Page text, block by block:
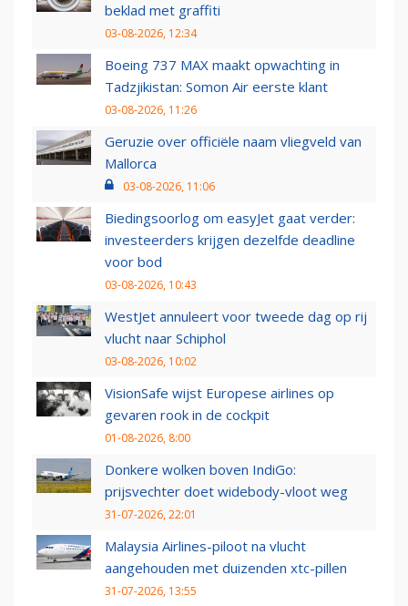
beklad met graffiti
03-08-2026, 12:34
Boeing 737 MAX maakt opwachting in
Tadzjikistan: Somon Air eerste klant
03-08-2026, 11:26
Geruzie over officiële naam vliegveld van
Mallorca
03-08-2026, 11:06
Biedingsoorlog om easyJet gaat verder:
investeerders krijgen dezelfde deadline
voor bod
03-08-2026, 10:43
WestJet annuleert voor tweede dag op rij
vlucht naar Schiphol
03-08-2026, 10:02
VisionSafe wijst Europese airlines op
gevaren rook in de cockpit
01-08-2026, 8:00
Donkere wolken boven IndiGo:
prijsvechter doet widebody-vloot weg
31-07-2026, 22:01
Malaysia Airlines-piloot na vlucht
aangehouden met duizenden xtc-pillen
31-07-2026, 13:55